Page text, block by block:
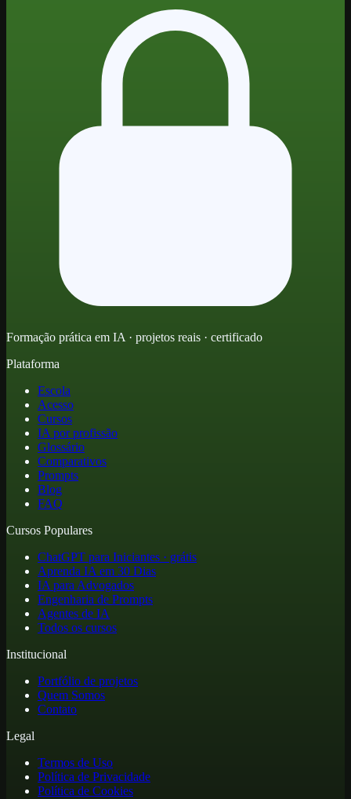
Formação prática em IA · projetos reais · certificado
Plataforma
Escola
Acesso
Cursos
IA por profissão
Glossário
Comparativos
Prompts
Blog
FAQ
Cursos Populares
ChatGPT para Iniciantes · grátis
Aprenda IA em 30 Dias
IA para Advogados
Engenharia de Prompts
Agentes de IA
Todos os cursos
Institucional
Portfólio de projetos
Quem Somos
Contato
Legal
Termos de Uso
Política de Privacidade
Política de Cookies